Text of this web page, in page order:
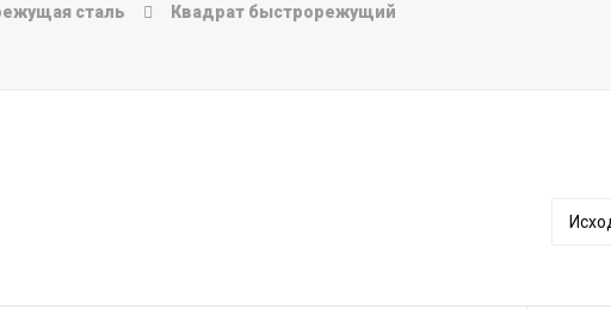
сталь Квадрат быстрорежущий